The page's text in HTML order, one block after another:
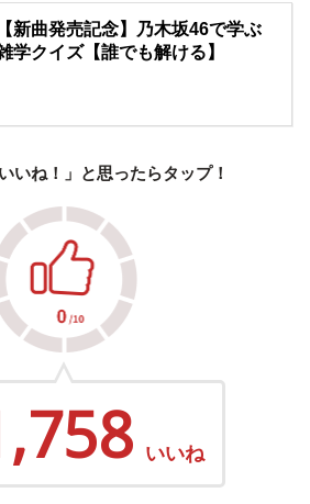
【新曲発売記念】乃木坂46で学ぶ
学クイズ【誰でも解ける】
いね！」と思ったらタップ！
いいね